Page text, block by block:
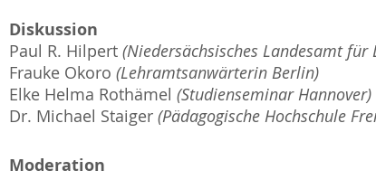
Diskussion
Paul R. Hilpert (Niedersächsisches Landesamt
Frauke Okoro (Lehramtsanwärterin Berlin)
Elke Helma Rothämel (Studienseminar Hannover)
Dr. Michael Staiger (Pädagogische Hochschule
Moderation